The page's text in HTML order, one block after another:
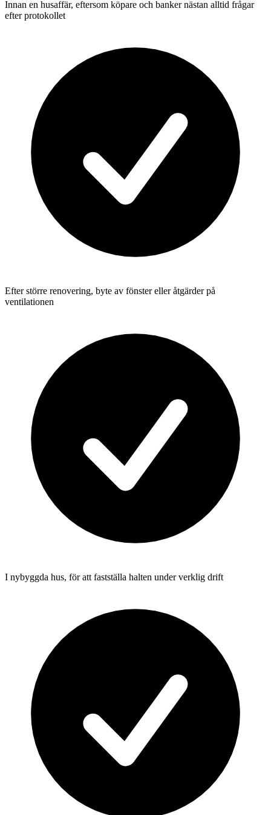
Innan en husaffär, eftersom köpare och banker nästan alltid frågar
efter protokollet
Efter större renovering, byte av fönster eller åtgärder på
ventilationen
I nybyggda hus, för att fastställa halten under verklig drift